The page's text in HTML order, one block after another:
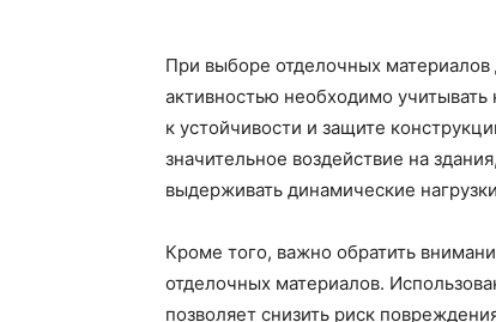
При выборе отделочных
активностью необходимо
к устойчивости и защите
значительное воздействие на
выдерживать динамические
Кроме того, важно обратить
отделочных материалов.
позволяет снизить риск